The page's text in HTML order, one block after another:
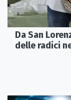
Da San
delle radici